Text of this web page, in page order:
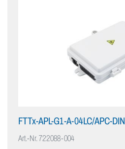
FTTx-APL-G1-A-04LC/APC-DIN
Art.-Nr.722088-004